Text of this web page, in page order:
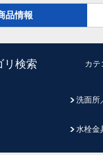
品情報
リ検索 カテ
洗面所
水栓金